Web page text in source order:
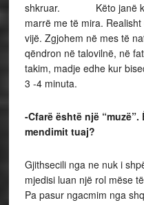
shkruar. Këto janë
marrë me të mira.
vijë. Zgjohem në mes të
qëndron në talovilnë, në
takim, madje edhe kur
3 -4 minuta.
-Cfarë është një
mendimit tuaj?
Gjithsecili nga ne nuk i
mjedisi luan një rol mëse
Pa pasur ngacmim nga